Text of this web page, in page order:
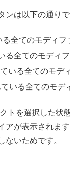
は以下の通りで
全てのモディフ
る全てのモディ
いる全てのモデ
いる全てのモデ
トを選択した状
アが表示されま
ないためです。